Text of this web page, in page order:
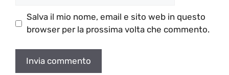
Salva il mio nome, email e sito web in questo
browser per la prossima volta che commento.